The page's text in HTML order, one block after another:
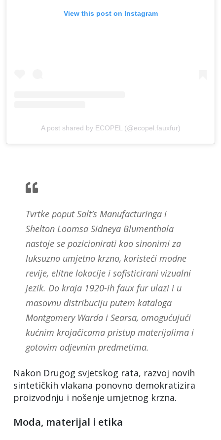
View this post on Instagram
A post shared by ECOPEL (@ecopel.fauxfur)
Tvrtke poput Salt’s Manufacturinga i
Shelton Loomsa Sidneya Blumenthala
nastoje se pozicionirati kao sinonimi za
luksuzno umjetno krzno, koristeći modne
revije, elitne lokacije i sofisticirani vizualni
jezik. Do kraja 1920-ih faux fur ulazi i u
masovnu distribuciju putem kataloga
Montgomery Warda i Searsa, omogućujući
kućnim krojačicama pristup materijalima i
gotovim odjevnim predmetima.
Nakon Drugog svjetskog rata, razvoj novih
sintetičkih vlakana ponovno demokratizira
proizvodnju i nošenje umjetnog krzna.
Moda, materijal i etika